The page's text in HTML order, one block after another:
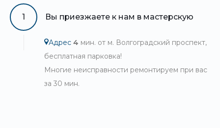
1 Вы приезжаете к нам в мастерскую
Адрес 4 мин. от м. Волгоградский проспект,
бесплатная парковка!
Многие неисправности ремонтируем при вас
за 30 мин.